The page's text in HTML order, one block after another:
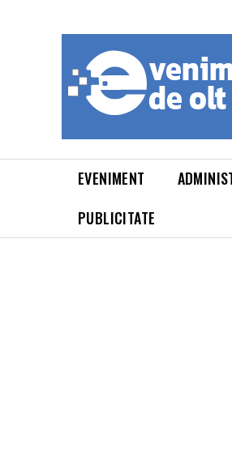
EVENIMENT
PUBLICITATE